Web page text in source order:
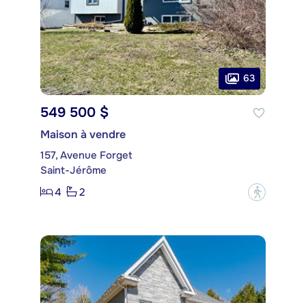
63
549 500 $
Maison à vendre
157, Avenue Forget
Saint-Jérôme
4
2 ?